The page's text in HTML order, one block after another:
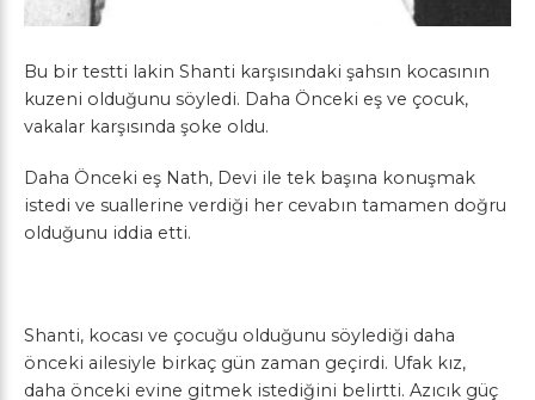
Bu bir testti lakin Shanti karşısındaki şahsın kocasının
kuzeni olduğunu söyledi. Daha Önceki eş ve çocuk,
vakalar karşısında şoke oldu.
Daha Önceki eş Nath, Devi ile tek başına konuşmak
istedi ve suallerine verdiği her cevabın tamamen doğru
olduğunu iddia etti.
Shanti, kocası ve çocuğu olduğunu söylediği daha
önceki ailesiyle birkaç gün zaman geçirdi. Ufak kız,
daha önceki evine gitmek istediğini belirtti. Azıcık güç